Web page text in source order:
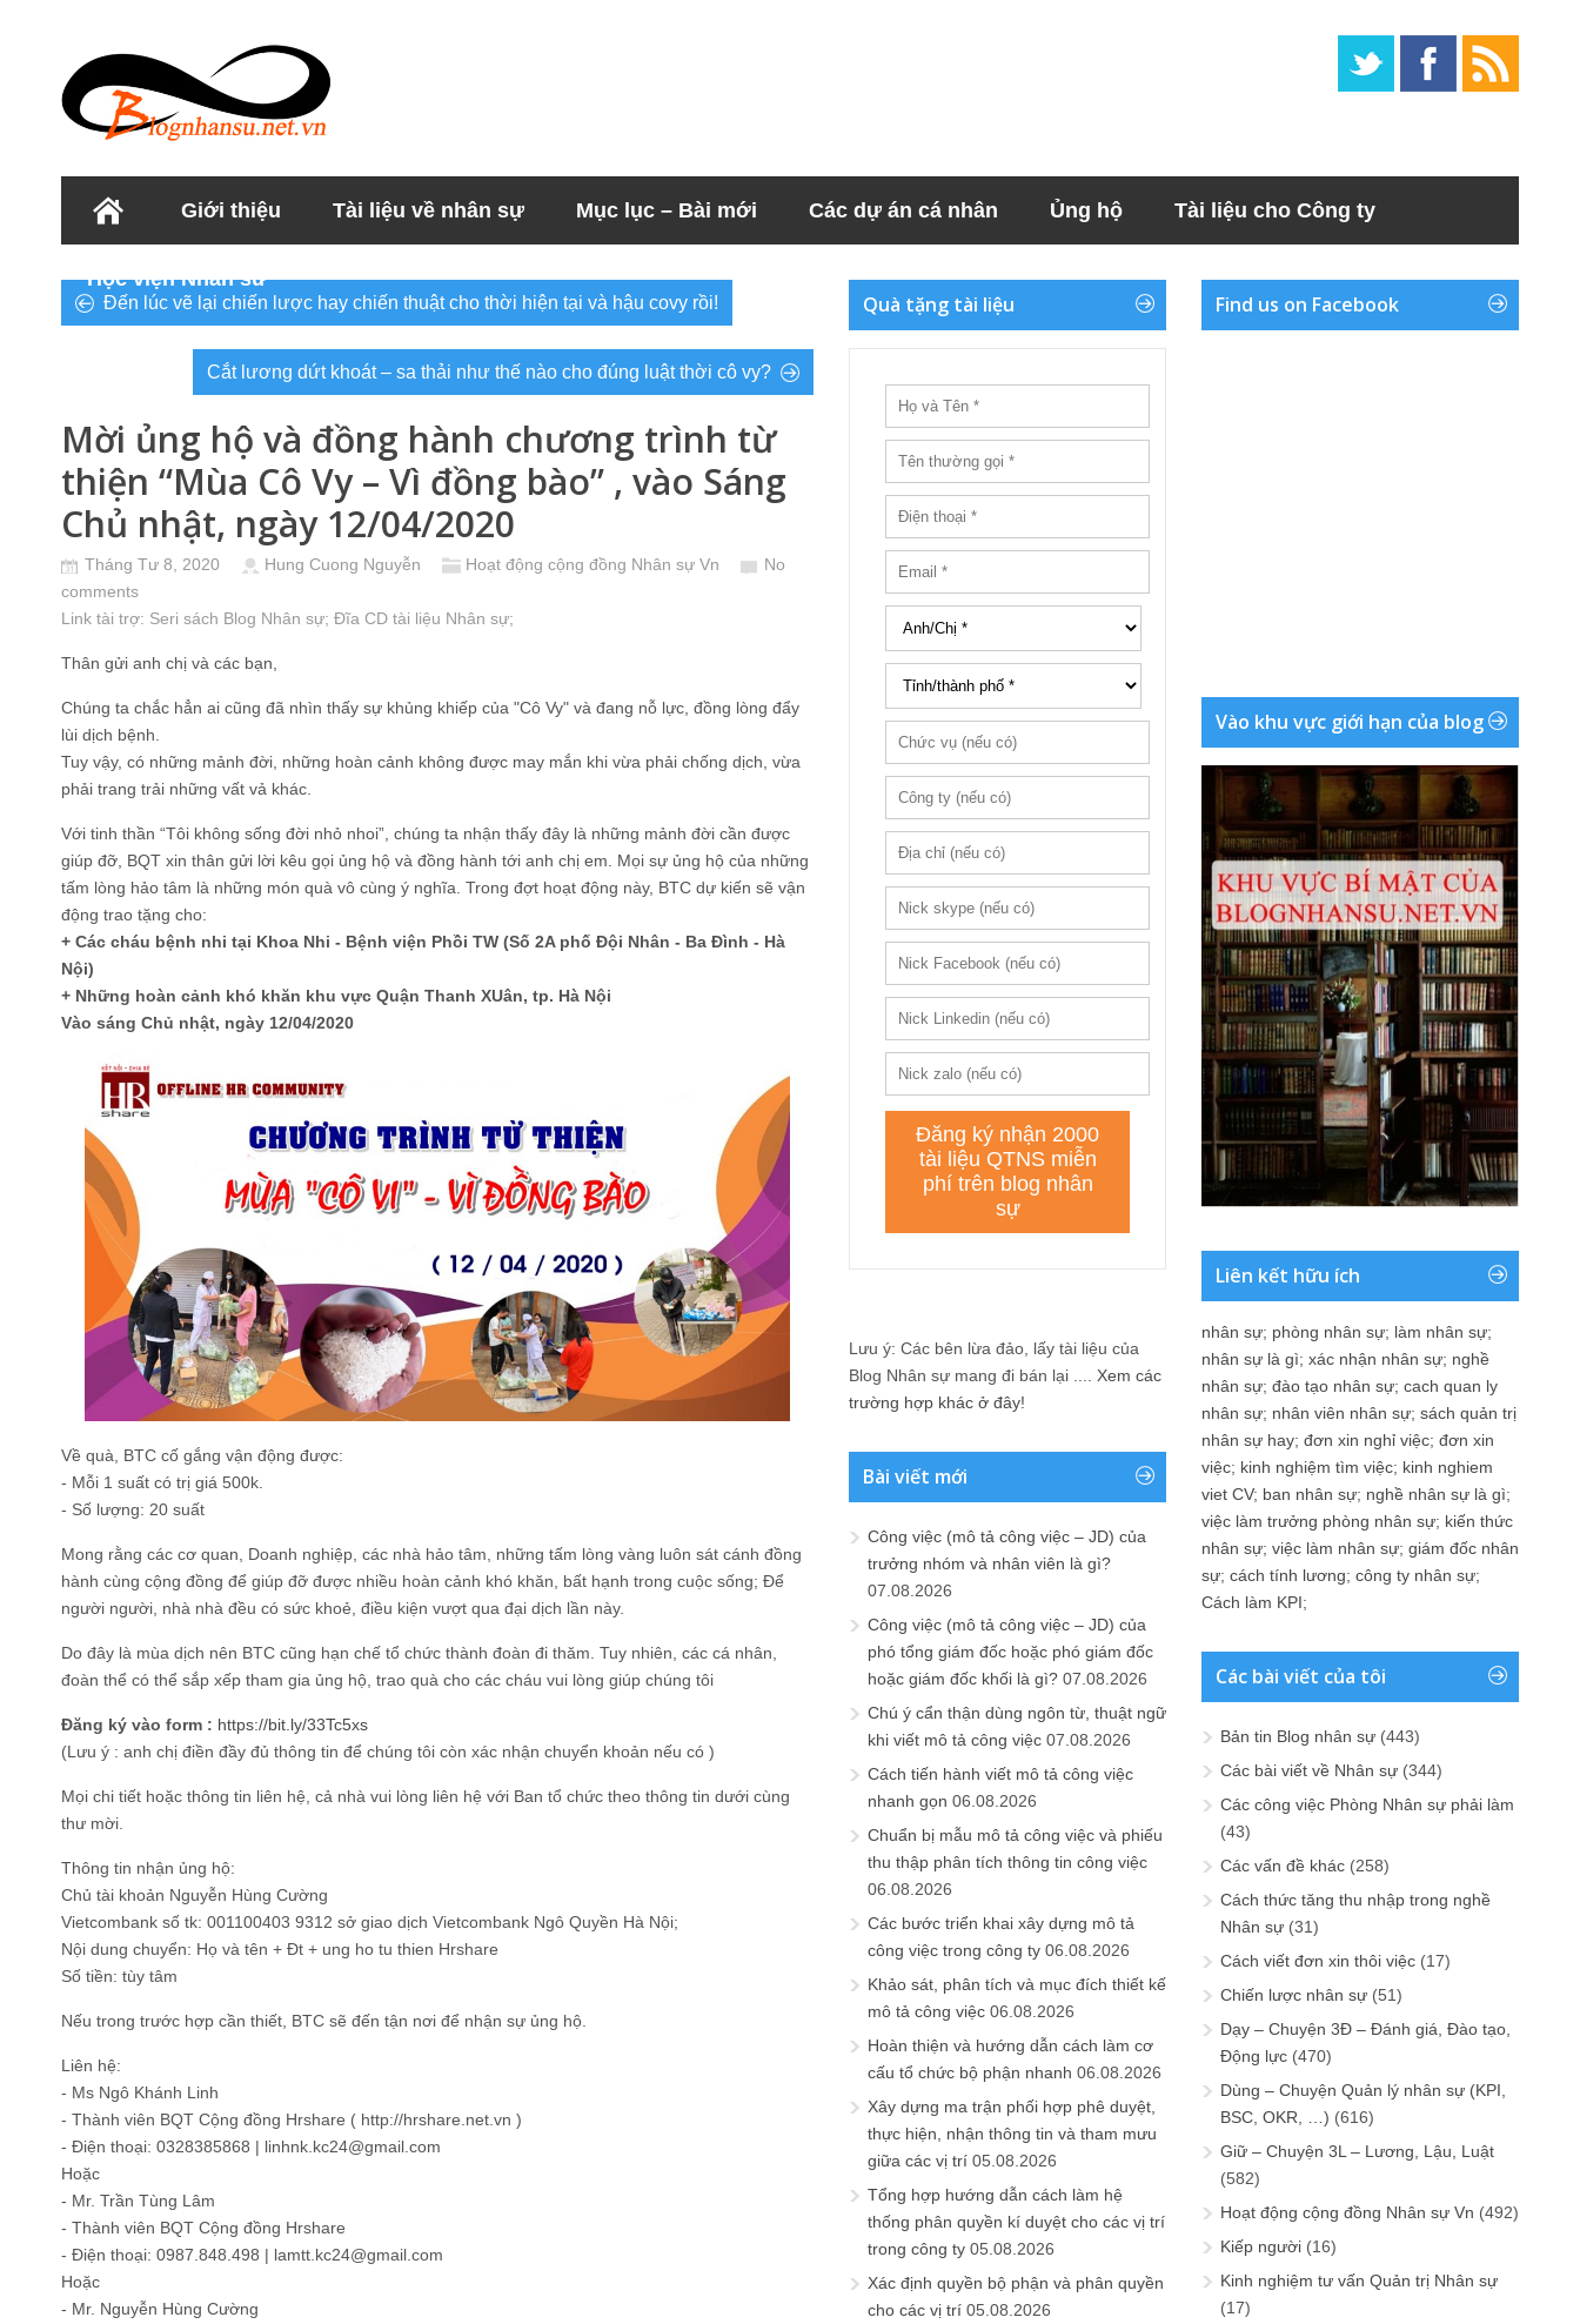
Giới thiệu Tài liệu về nhân sự Mục lục – Bài mới Các dự án cá nhân Ủng hộ Tài liệu cho Công ty
Học viện Nhân sư
Đến lúc vẽ lại chiến lược hay chiến thuật cho thời hiện tại và hậu covy rồi!
Cắt lương dứt khoát – sa thải như thế nào cho đúng luật thời cô vy?
Mời ủng hộ và đồng hành chương trình từ
thiện “Mùa Cô Vy – Vì đồng bào” , vào Sáng
Chủ nhật, ngày 12/04/2020
Tháng Tư 8, 2020 Hung Cuong Nguyễn Hoạt động cộng đồng Nhân sự Vn
No
comments
Link tài trợ: Seri sách Blog Nhân sự; Đĩa CD tài liệu Nhân sự;
Thân gửi anh chị và các bạn,
Chúng ta chắc hẳn ai cũng đã nhìn thấy sự khủng khiếp của "Cô Vy" và đang nỗ lực, đồng lòng đẩy
lùi dịch bệnh.
Tuy vậy, có những mảnh đời, những hoàn cảnh không được may mắn khi vừa phải chống dịch, vừa
phải trang trải những vất vả khác.
Với tinh thần “Tôi không sống đời nhỏ nhoi”, chúng ta nhận thấy đây là những mảnh đời cần được
giúp đỡ, BQT xin thân gửi lời kêu gọi ủng hộ và đồng hành tới anh chị em. Mọi sự ủng hộ của những
tấm lòng hảo tâm là những món quà vô cùng ý nghĩa. Trong đợt hoạt động này, BTC dự kiến sẽ vận
động trao tặng cho:
+ Các cháu bệnh nhi tại Khoa Nhi - Bệnh viện Phồi TW (Số 2A phố Đội Nhân - Ba Đình - Hà
Nội)
+ Những hoàn cảnh khó khăn khu vực Quận Thanh XUân, tp. Hà Nội
Vào sáng Chủ nhật, ngày 12/04/2020
Về quà, BTC cố gắng vận động được:
- Mỗi 1 suất có trị giá 500k.
- Số lượng: 20 suất
Mong rằng các cơ quan, Doanh nghiệp, các nhà hảo tâm, những tấm lòng vàng luôn sát cánh đồng
hành cùng cộng đồng để giúp đỡ được nhiều hoàn cảnh khó khăn, bất hạnh trong cuộc sống; Để
người người, nhà nhà đều có sức khoẻ, điều kiện vượt qua đại dịch lần này.
Do đây là mùa dịch nên BTC cũng hạn chế tổ chức thành đoàn đi thăm. Tuy nhiên, các cá nhân,
đoàn thể có thể sắp xếp tham gia ủng hộ, trao quà cho các cháu vui lòng giúp chúng tôi
Đăng ký vào form : https://bit.ly/33Tc5xs
(Lưu ý : anh chị điền đầy đủ thông tin để chúng tôi còn xác nhận chuyển khoản nếu có )
Mọi chi tiết hoặc thông tin liên hệ, cả nhà vui lòng liên hệ với Ban tổ chức theo thông tin dưới cùng
thư mời.
Thông tin nhận ủng hộ:
Chủ tài khoản Nguyễn Hùng Cường
Vietcombank số tk: 001100403 9312 sở giao dịch Vietcombank Ngô Quyền Hà Nội;
Nội dung chuyển: Họ và tên + Đt + ung ho tu thien Hrshare
Số tiền: tùy tâm
Nếu trong trước hợp cần thiết, BTC sẽ đến tận nơi để nhận sự ủng hộ.
Liên hệ:
- Ms Ngô Khánh Linh
- Thành viên BQT Cộng đồng Hrshare ( http://hrshare.net.vn )
- Điện thoại: 0328385868 | linhnk.kc24@gmail.com
Hoặc
- Mr. Trần Tùng Lâm
- Thành viên BQT Cộng đồng Hrshare
- Điện thoại: 0987.848.498 | lamtt.kc24@gmail.com
Hoặc
- Mr. Nguyễn Hùng Cường
Quà tặng tài liệu
Lưu ý: Các bên lừa đảo, lấy tài liệu của
Blog Nhân sự mang đi bán lại .... Xem các
trường hợp khác ở đây!
Bài viết mới
Công việc (mô tả công việc – JD) của
trưởng nhóm và nhân viên là gì?
07.08.2026
Công việc (mô tả công việc – JD) của
phó tổng giám đốc hoặc phó giám đốc
hoặc giám đốc khối là gì? 07.08.2026
Chú ý cẩn thận dùng ngôn từ, thuật ngữ
khi viết mô tả công việc 07.08.2026
Cách tiến hành viết mô tả công việc
nhanh gọn 06.08.2026
Chuẩn bị mẫu mô tả công việc và phiếu
thu thập phân tích thông tin công việc
06.08.2026
Các bước triển khai xây dựng mô tả
công việc trong công ty 06.08.2026
Khảo sát, phân tích và mục đích thiết kế
mô tả công việc 06.08.2026
Hoàn thiện và hướng dẫn cách làm cơ
cấu tổ chức bộ phận nhanh 06.08.2026
Xây dựng ma trận phối hợp phê duyệt,
thực hiện, nhận thông tin và tham mưu
giữa các vị trí 05.08.2026
Tổng hợp hướng dẫn cách làm hệ
thống phân quyền kí duyệt cho các vị trí
trong công ty 05.08.2026
Xác định quyền bộ phận và phân quyền
cho các vị trí 05.08.2026
Find us on Facebook
Vào khu vực giới hạn của blog
Liên kết hữu ích
nhân sự; phòng nhân sự; làm nhân sự;
nhân sự là gì; xác nhận nhân sự; nghề
nhân sự; đào tạo nhân sự; cach quan ly
nhân sự; nhân viên nhân sự; sách quản trị
nhân sự hay; đơn xin nghỉ việc; đơn xin
việc; kinh nghiệm tìm việc; kinh nghiem
viet CV; ban nhân sự; nghề nhân sự là gì;
việc làm trưởng phòng nhân sự; kiến thức
nhân sự; việc làm nhân sự; giám đốc nhân
sự; cách tính lương; công ty nhân sự;
Cách làm KPI;
Các bài viết của tôi
Bản tin Blog nhân sự (443)
Các bài viết về Nhân sự (344)
Các công việc Phòng Nhân sự phải làm
(43)
Các vấn đề khác (258)
Cách thức tăng thu nhập trong nghề
Nhân sự (31)
Cách viết đơn xin thôi việc (17)
Chiến lược nhân sự (51)
Dạy – Chuyện 3Đ – Đánh giá, Đào tạo,
Động lực (470)
Dùng – Chuyện Quản lý nhân sự (KPI,
BSC, OKR, …) (616)
Giữ – Chuyện 3L – Lương, Lậu, Luật
(582)
Hoạt động cộng đồng Nhân sự Vn (492)
Kiếp người (16)
Kinh nghiệm tư vấn Quản trị Nhân sự
(17)